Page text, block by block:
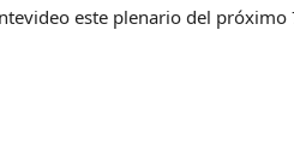
este plenario del próximo